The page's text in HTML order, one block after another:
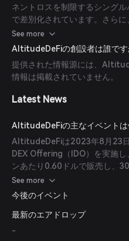
ネントロスを制限するシング
で差別化されています。さら
送のためのソリューションを提
やブリッジングプロセスの重
トフォームは、セキュリティ
ッジングソリューションと一
See more
AltitudeDeFiの創設者は誰です
提供された情報源には、
情報は掲載されていません。
Latest News
AltitudeDeFiの主なイベントは
AltitudeDeFiは2023年8月23
DEX Offering（IDO）を実施
ンあたり0.60ドルで販売し、
ベントはプロジェクトの資金調
となりました。
See more
今後のイベント
最新のエアドロップ
-